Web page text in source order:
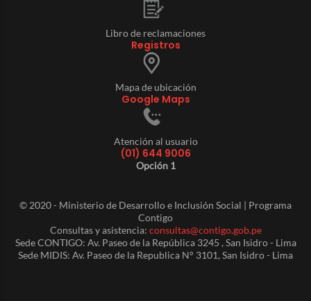
Libro de reclamaciones
Registros
Mapa de ubicación
Google Maps
Atención al usuario
(01) 644 9006
Opción 1
© 2020 - Ministerio de Desarrollo e Inclusión Social | Programa
Contigo
Consultas y asistencia: consultas@contigo.gob.pe
Sede CONTIGO: Av. Paseo de la República 3245 , San Isidro - Lima
Sede MIDIS: Av. Paseo de la Republica N° 3101, San Isidro - Lima